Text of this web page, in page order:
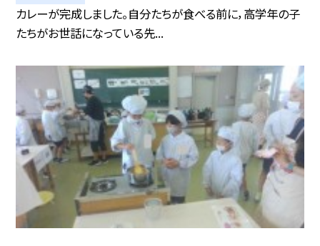
カレーが完成しました。自分たちが食べる前に，高学年の子
たちがお世話になっている先...